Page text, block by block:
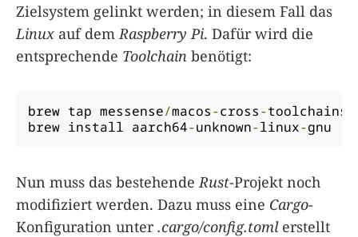
Zielsystem gelinkt werden; in diesem Fall das
Linux auf dem Raspberry Pi. Dafür wird die
entsprechende Toolchain benötigt:
brew tap messense/macos-cross-toolchains
brew install aarch64-unknown-linux-gnu
Nun muss das bestehende Rust-Projekt noch
modifiziert werden. Dazu muss eine Cargo-
Konfiguration unter.cargo/config.tomlerstellt